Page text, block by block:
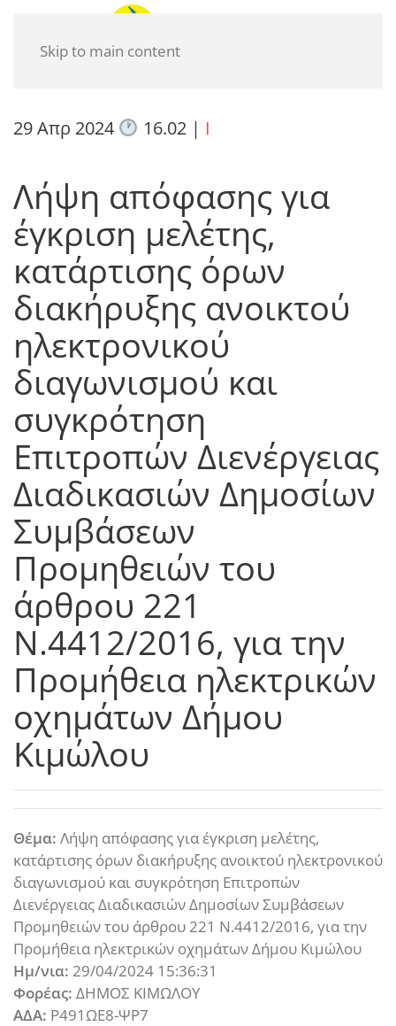
Skip to main content
29 Απρ 2024 16.02| I
Λήψη απόφασης για
έγκριση μελέτης,
κατάρτισης όρων
διακήρυξης ανοικτού
ηλεκτρονικού
διαγωνισμού και
συγκρότηση
Επιτροπών Διενέργειας
Διαδικασιών Δημοσίων
Συμβάσεων
Προμηθειών του
άρθρου 221
Ν.4412/2016, για την
Προμήθεια ηλεκτρικών
οχημάτων Δήμου
Κιμώλου
Θέμα: Λήψη απόφασης για έγκριση μελέτης,
κατάρτισης όρων διακήρυξης ανοικτού ηλεκτρονικού
διαγωνισμού και συγκρότηση Επιτροπών
Διενέργειας Διαδικασιών Δημοσίων Συμβάσεων
Προμηθειών του άρθρου 221 Ν.4412/2016, για την
Προμήθεια ηλεκτρικών οχημάτων Δήμου Κιμώλου
Ημ/νια: 29/04/2024 15:36:31
Φορέας: ΔΗΜΟΣ ΚΙΜΩΛΟΥ
ΑΔΑ: Ρ491ΩΕ8-ΨΡ7